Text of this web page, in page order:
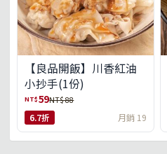
【良品開飯】川香紅油
小抄手(1份)
NT$59NT$ 88
6.7折 月銷 19